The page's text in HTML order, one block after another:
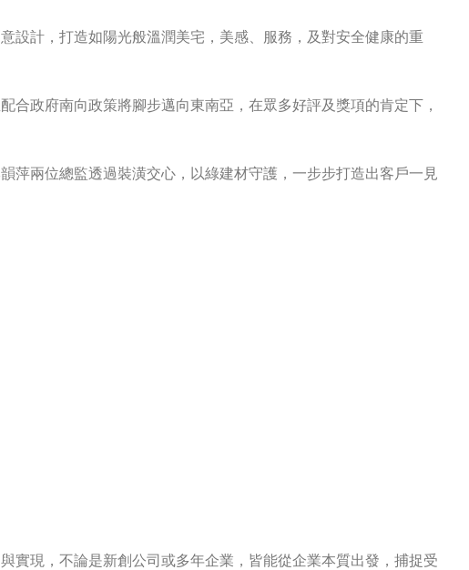
設計，打造如陽光般溫潤美宅，美感、服務，及對安全健康的重
合政府南向政策將腳步邁向東南亞，在眾多好評及獎項的肯定下，
萍兩位總監透過裝潢交心，以綠建材守護，一步步打造出客戶一見
實現，不論是新創公司或多年企業，皆能從企業本質出發，捕捉受